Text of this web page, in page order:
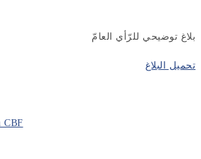
بلاغ توضيحي للرّأي العامّ
تحميل البلاغ
CBF